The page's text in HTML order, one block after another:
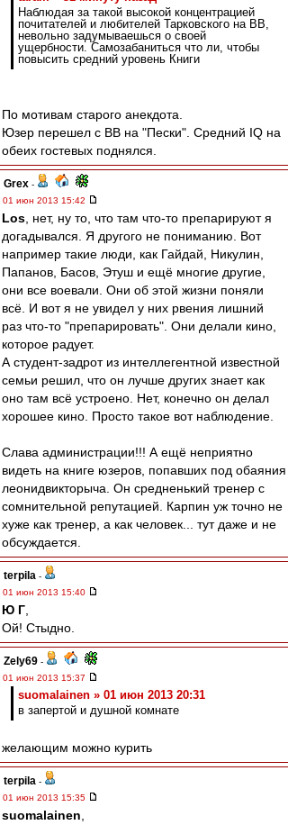
Наблюдая за такой высокой концентрацией
почитателей и любителей Тарковского на ВВ,
невольно задумываешься о своей
ущербности. Самозабаниться что ли, чтобы
повысить средний уровень Книги
По мотивам старого анекдота.
Юзер перешел с ВВ на "Пески". Средний IQ на
обеих гостевых поднялся.
Grex -
01 июн 2013 15:42
Los , нет, ну то, что там что-то препарируют я
догадывался. Я другого не пониманию. Вот
например такие люди, как Гайдай, Никулин,
Папанов, Басов, Этуш и ещё многие другие,
они все воевали. Они об этой жизни поняли
всё. И вот я не увидел у них рвения лишний
раз что-то "препарировать". Они делали кино,
которое радует.
А студент-задрот из интеллегентной известной
семьи решил, что он лучше других знает как
оно там всё устроено. Нет, конечно он делал
хорошее кино. Просто такое вот наблюдение.
Слава администрации!!! А ещё неприятно
видеть на книге юзеров, попавших под обаяния
леонидвикторыча. Он средненький тренер с
сомнительной репутацией. Карпин уж точно не
хуже как тренер, а как человек... тут даже и не
обсуждается.
terpila -
01 июн 2013 15:40
Ю Г
Ой! Стыдно.
Zely69 -
01 июн 2013 15:37
suomalainen » 01 июн 2013 20:31
в запертой и душной комнате
желающим можно курить
terpila -
01 июн 2013 15:35
suomalainen